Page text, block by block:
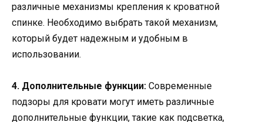
различные механизмы крепления к кроватной
спинке. Необходимо выбрать такой механизм,
который будет надежным и удобным в
использовании.
4. Дополнительные функции: Современные
подзоры для кровати могут иметь различные
дополнительные функции, такие как подсветка,